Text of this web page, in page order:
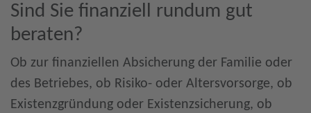
Sind Sie finanziell rundum gut
beraten?
Ob zur finanziellen Absicherung der Familie oder
des Betriebes, ob Risiko- oder Altersvorsorge, ob
Existenzgründung oder Existenzsicherung, ob